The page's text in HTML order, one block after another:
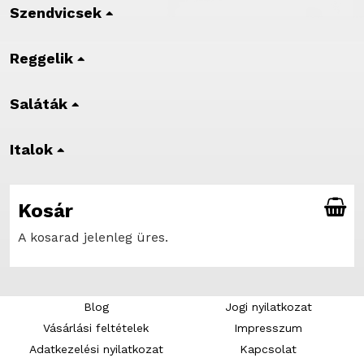
Szendvicsek
Reggelik
Saláták
Italok
Kosár
A kosarad jelenleg üres.
Blog
Vásárlási feltételek
Adatkezelési nyilatkozat
Jogi nyilatkozat
Impresszum
Kapcsolat